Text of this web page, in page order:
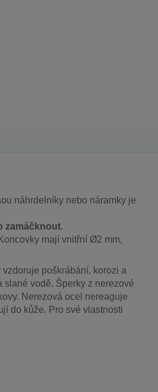
náhrdelníky nebo náramky je
zamáčknout.
mají vnitřní Ø2 mm,
poškrábání, korozi a
slané vodě. Šperky z nerezové
Nerezová ocel nereaguje
do kůže. Pro své vlastnosti